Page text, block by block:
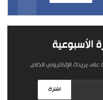
الأسبوعية
على بريدك الإلكتروني الخاص
اشترك